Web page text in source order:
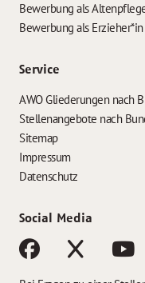
Bewerbung als
Bewerbung als Erzieher*in
Service
AWO Gliederungen nach
Stellenangebote nach
Sitemap
Impressum
Datenschutz
Social Media